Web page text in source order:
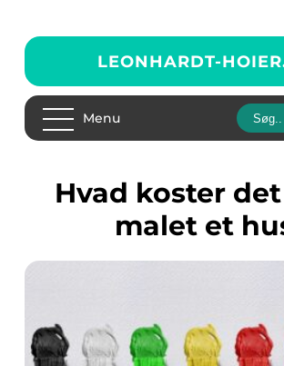
LEONHARDT-
Menu
hvad koster det at få
malet et